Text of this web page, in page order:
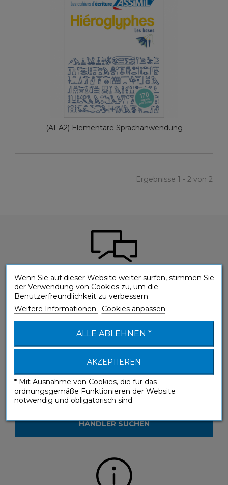
(A1-A2) Elementare Sprachanwendung
Ergebnisse 1 - 2 von 2
Sie haben eine Frage zu einem unserer
Produkte?
KONTAKTIEREN SIE UNS
Sie möchten unsere Produkte in einem
Geschäft sehen?
HÄNDLER SUCHEN
Wenn Sie auf dieser Website weiter surfen, stimmen Sie
der Verwendung von Cookies zu, um die
Benutzerfreundlichkeit zu verbessern.
Weitere Informationen
Cookies anpassen
ALLE ABLEHNEN *
AKZEPTIEREN
* Mit Ausnahme von Cookies, die für das
ordnungsgemäße Funktionieren der Website
notwendig und obligatorisch sind.